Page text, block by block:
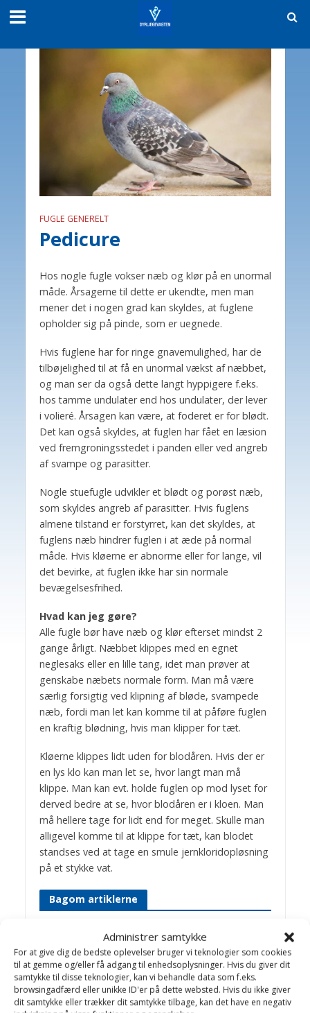
Administrer samtykke
For at give dig de bedste oplevelser bruger vi teknologier som cookies
til at gemme og/eller få adgang til enhedsoplysninger. Hvis du giver dit
samtykke til disse teknologier, kan vi behandle data som f.eks.
browsingadfærd eller unikke ID'er på dette websted. Hvis du ikke giver
dit samtykke eller trækker dit samtykke tilbage, kan det have en negativ
FUGLE GENERELT
Pedicure
Hos nogle fugle vokser næb og klør på en unormal
måde. Årsagerne til dette er ukendte, men man
mener det i nogen grad kan skyldes, at fuglene
opholder sig på pinde, som er uegnede.
Hvis fuglene har for ringe gnavemulighed, har de
tilbøjelighed til at få en unormal vækst af næbbet,
og man ser da også dette langt hyppigere f.eks.
hos tamme undulater end hos undulater, der lever
i volieré. Årsagen kan være, at foderet er for blødt.
Det kan også skyldes, at fuglen har fået en læsion
ved fremgroningsstedet i panden eller ved angreb
af svampe og parasitter.
Nogle stuefugle udvikler et blødt og porøst næb,
som skyldes angreb af parasitter. Hvis fuglens
almene tilstand er forstyrret, kan det skyldes, at
fuglens næb hindrer fuglen i at æde på normal
måde. Hvis kløerne er abnorme eller for lange, vil
det bevirke, at fuglen ikke har sin normale
bevægelsesfrihed.
Hvad kan jeg gøre?
Alle fugle bør have næb og klør efterset mindst 2
gange årligt. Næbbet klippes med en egnet
neglesaks eller en lille tang, idet man prøver at
genskabe næbets normale form. Man må være
særlig forsigtig ved klipning af bløde, svampede
næb, fordi man let kan komme til at påføre fuglen
en kraftig blødning, hvis man klipper for tæt.
Kløerne klippes lidt uden for blodåren. Hvis der er
en lys klo kan man let se, hvor langt man må
klippe. Man kan evt. holde fuglen op mod lyset for
derved bedre at se, hvor blodåren er i kloen. Man
må hellere tage for lidt end for meget. Skulle man
alligevel komme til at klippe for tæt, kan blodet
standses ved at tage en smule jernkloridopløsning
på et stykke vat.
Bagom artiklerne
Birthe Valling & Jens
Bakkegaard
Dyrlæge Birthe Valling: Til dagligt
arbejder Birthe sammen med dygtige